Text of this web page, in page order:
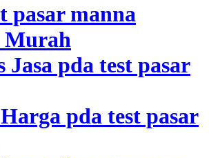
pasar manna
Murah
Jasa pda test pasar
pda test pasar